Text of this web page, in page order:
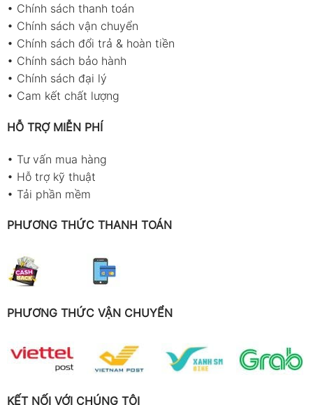
• Chính sách thanh toán
• Chính sách vận chuyển
• Chính sách đổi trả & hoàn tiền
• Chính sách bảo hành
• Chính sách đại lý
• Cam kết chất lượng
HỖ TRỢ MIỄN PHÍ
• Tư vấn mua hàng
• Hỗ trợ kỹ thuật
• Tải phần mềm
PHƯƠNG THỨC THANH TOÁN
PHƯƠNG THỨC VẬN CHUYỂN
KẾT NỐI VỚI CHÚNG TÔI